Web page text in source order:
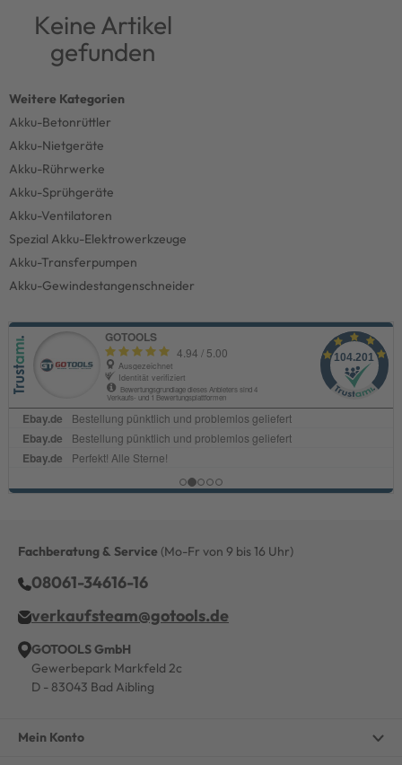
Keine Artikel
gefunden
Akku-Betonrüttler
Akku-Nietgeräte
Akku-Rührwerke
Akku-Sprühgeräte
Akku-Ventilatoren
Spezial Akku-Elektrowerkzeuge
Akku-Transferpumpen
Akku-Gewindestangenschneider
Fachberatung & Service (Mo-Fr von 9 bis 16 Uhr)
08061-34616-16
verkaufsteam@gotools.de
GOTOOLS GmbH
Gewerbepark Markfeld 2c
D - 83043 Bad Aibling
Mein Konto